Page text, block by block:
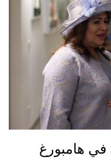
في هامبورغ